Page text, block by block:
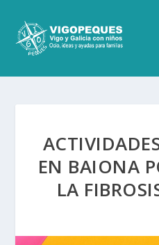
EN BAIONA
LA